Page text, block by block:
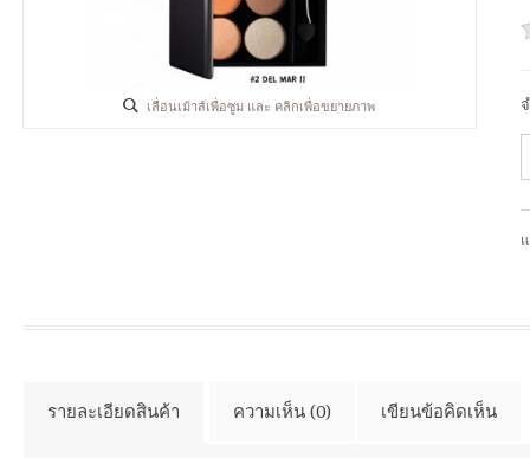
เลื่อนเม้าส์เพื่อซูม และ คลิกเพื่อขยายภาพ
รายละเอียดสินค้า ความเห็น (0) เขียนข้อคิดเห็น